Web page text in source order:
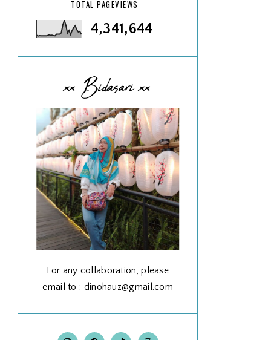
TOTAL PAGEVIEWS
4,341,644
xx Bidasari xx
For any collaboration, please
email to : dinohauz@gmail.com